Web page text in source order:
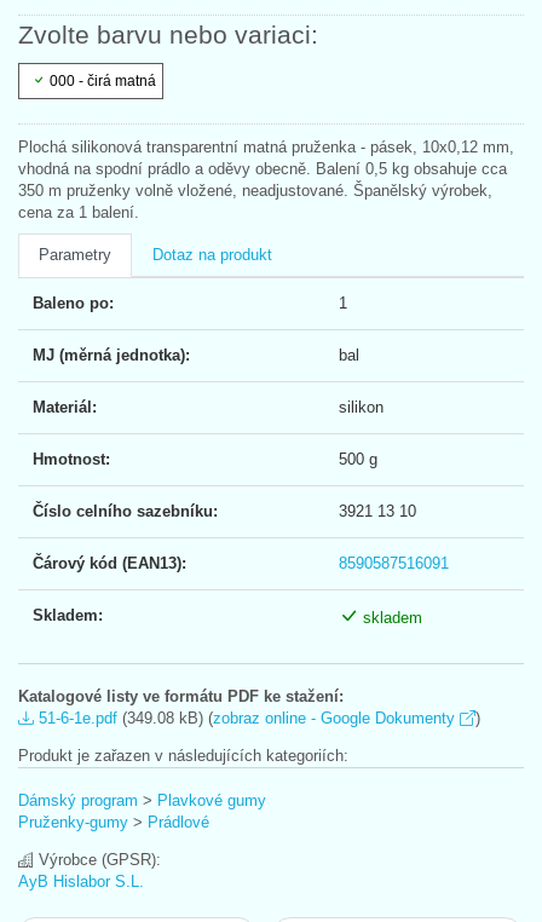
Zvolte barvu nebo variaci:
000 - čirá matná
Plochá silikonová transparentní matná pruženka - pásek, 10x0,12 mm,
vhodná na spodní prádlo a oděvy obecně. Balení 0,5 kg obsahuje cca
350 m pruženky volně vložené, neadjustované. Španělský výrobek,
cena za 1 balení.
Parametry Dotaz na produkt
Baleno po: 1
MJ (měrná jednotka): bal
Materiál: silikon
Hmotnost: 500 g
Číslo celního sazebníku: 3921 13 10
Čárový kód (EAN13): 8590587516091
Skladem: skladem
Katalogové listy ve formátu PDF ke stažení:
51-6-1e.pdf (349.08 kB) (zobraz online - Google Dokumenty )
Produkt je zařazen v následujících kategoriích:
Dámský program > Plavkové gumy
Pruženky-gumy > Prádlové
Výrobce (GPSR):
AyB Hislabor S.L.